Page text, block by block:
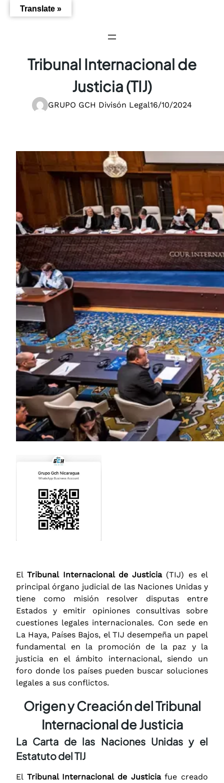
Saltar
Tribunal Internacional de
Justicia (TIJ)
GRUPO GCH Divisón Legal16/10/2024
ElTribunal Internacional de Justicia(TIJ) es el
principal órgano judicial de las Naciones Unidas y
tiene como misión resolver disputas entre
Estados y emitir opiniones consultivas sobre
cuestiones legales internacionales. Con sede en
La Haya, Países Bajos, el TIJ desempeña un papel
fundamental en la promoción de la paz y la
justicia en el ámbito internacional, siendo un
foro donde los países pueden buscar soluciones
legales a sus conflictos.
Origen y Creación del Tribunal
Internacional de Justicia
La Carta de las Naciones Unidas y el
Estatuto del TIJ
El Tribunal Internacional de Justiciafue creado
Translate »